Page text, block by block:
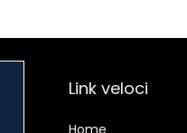
Link veloci